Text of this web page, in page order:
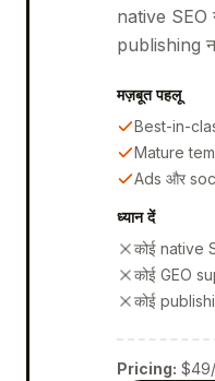
native SEO
publishing
मज़बूत पहलू
Best-in-
Mature
Ads और
ध्यान दें
कोई native
कोई GEO
कोई
Pricing: